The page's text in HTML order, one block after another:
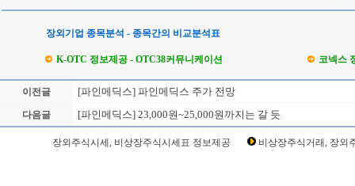
장외기업 종목분석 - 종목간의 비교분석표
K-OTC 정보제공 - OTC38커뮤니케이션 코넥스
이전글 [파인메딕스] 파인메딕스 주가 전망
다음글 [파인메딕스] 23,000원~25,000원까지는 갈 듯
장외주식시세, 비상장주식시세표 정보제공
비상장주식거래, 장외